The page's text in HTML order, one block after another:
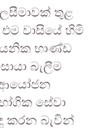
තුළ
වාසියේ හිමි
භාණ්ඩ
බැලීම
ආයෝජන
සේවා
කරන බැවින්